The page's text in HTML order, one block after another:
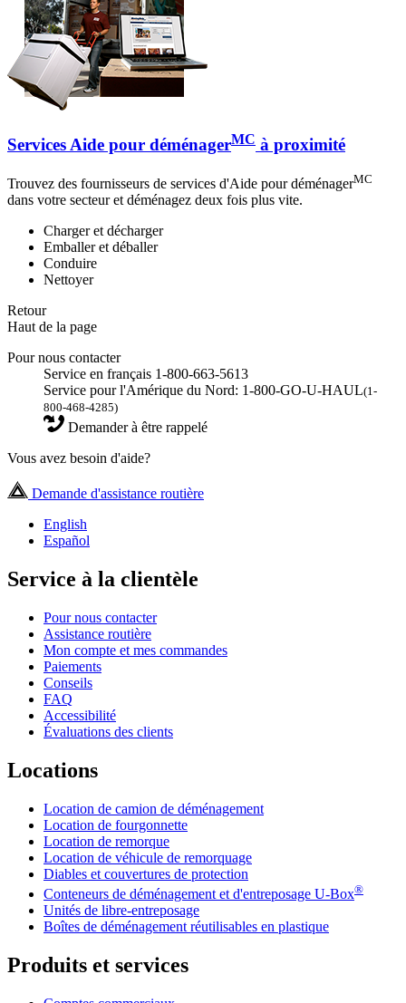
Services Aide pour déménagerMC à proximité
Trouvez des fournisseurs de services d'Aide pour déménagerMC
dans votre secteur et déménagez deux fois plus vite.
Charger et décharger
Emballer et déballer
Conduire
Nettoyer
Retour
Haut de la page
Pour nous contacter
Service en français 1-800-663-5613
Service pour l'Amérique du Nord: 1-800-GO-U-HAUL(1-
800-468-4285)
Demander à être rappelé
Vous avez besoin d'aide?
Demande d'assistance routière
English
Español
Service à la clientèle
Pour nous contacter
Assistance routière
Mon compte et mes commandes
Paiements
Conseils
FAQ
Accessibilité
Évaluations des clients
Locations
Location de camion de déménagement
Location de fourgonnette
Location de remorque
Location de véhicule de remorquage
Diables et couvertures de protection
Conteneurs de déménagement et d'entreposage U-Box®
Unités de libre-entreposage
Boîtes de déménagement réutilisables en plastique
Produits et services